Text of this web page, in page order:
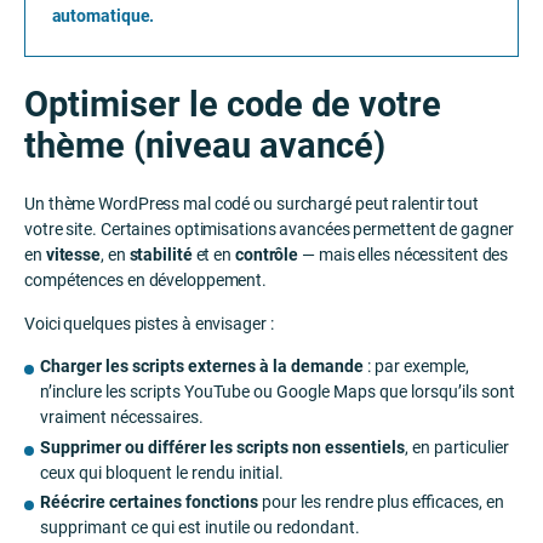
automatique.
Optimiser le code de votre
thème (niveau avancé)
Un thème WordPress mal codé ou surchargé peut ralentir tout
votre site. Certaines optimisations avancées permettent de gagner
en vitesse, en stabilitéet en contrôle — mais elles nécessitent des
compétences en développement.
Voici quelques pistes à envisager :
Charger les scripts externes à la demande: par exemple,
n’inclure les scripts YouTube ou Google Maps que lorsqu’ils sont
vraiment nécessaires.
Supprimer ou différer les scripts non essentiels, en particulier
ceux qui bloquent le rendu initial.
Réécrire certaines fonctionspour les rendre plus efficaces, en
supprimant ce qui est inutile ou redondant.